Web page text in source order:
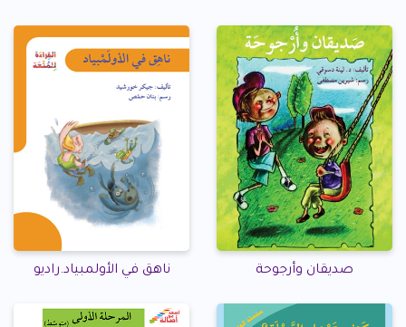
صديقان وأرجوحة ناهق في الأولمبياد.راديو